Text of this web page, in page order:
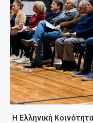
Η Ελληνική